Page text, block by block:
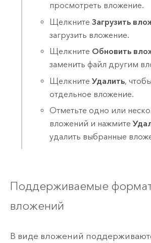
просмотреть вложение.
ЩелкнитеЗагрузить
загрузить вложение.
Щелкните Обновить
заменить файл другим
ЩелкнитеУдалить,
отдельное вложение.
Отметьте одно или
вложений и нажмите
удалить выбранные
Поддерживаемые
вложений
В виде вложений